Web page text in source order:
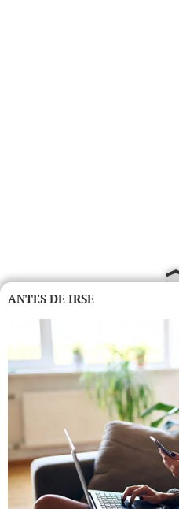
ANTES DE IRSE